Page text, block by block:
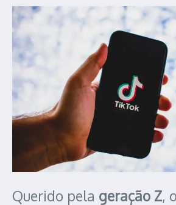
Querido pela geração Z,